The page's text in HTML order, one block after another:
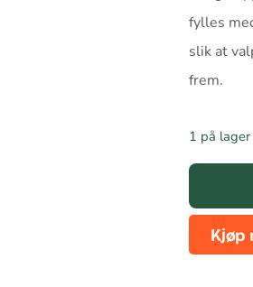
fylles
slik at
frem.
1 på lager
Puppy
Medium